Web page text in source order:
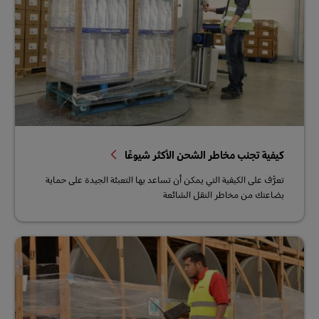
كيفية تجنب مخاطر الشحن الأكثر شيوعًا
تعرَّف على الكيفية التي يمكن أن تساعد بها التعبئة الجيدة على حماية
بضاعتك من مخاطر النقل الشائعة